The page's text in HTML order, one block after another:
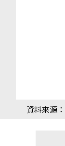
資料來源：